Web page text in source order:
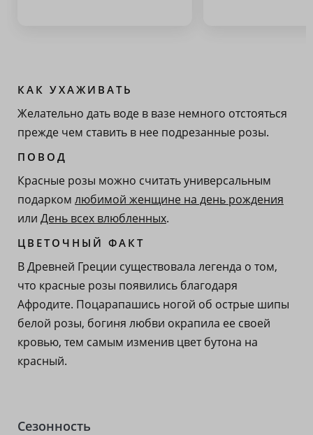
КАК УХАЖИВАТЬ
Желательно дать воде в вазе немного отстояться
прежде чем ставить в нее подрезанные розы.
ПОВОД
Красные розы можно считать универсальным
подарком любимой женщине на день рождения
или День всех влюбленных.
ЦВЕТОЧНЫЙ ФАКТ
В Древней Греции существовала легенда о том,
что красные розы появились благодаря
Афродите. Поцарапашись ногой об острые шипы
белой розы, богиня любви окрапила ее своей
кровью, тем самым изменив цвет бутона на
красный.
Сезонность